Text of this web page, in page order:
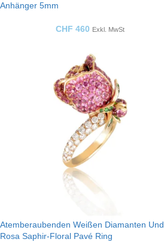
Anhänger 5mm
CHF 460 Exkl. MwSt
Atemberaubenden Weißen Diamanten Und
Rosa Saphir-Floral Pavé Ring